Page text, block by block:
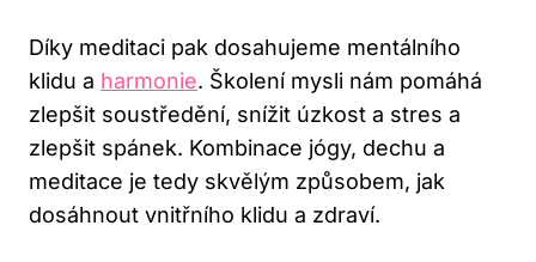
Díky meditaci pak dosahujeme mentálního
klidu a harmonie. Školení mysli nám pomáhá
zlepšit soustředění, snížit úzkost a stres a
zlepšit spánek. Kombinace jógy, dechu a
meditace je tedy skvělým způsobem, jak
dosáhnout vnitřního klidu a zdraví.